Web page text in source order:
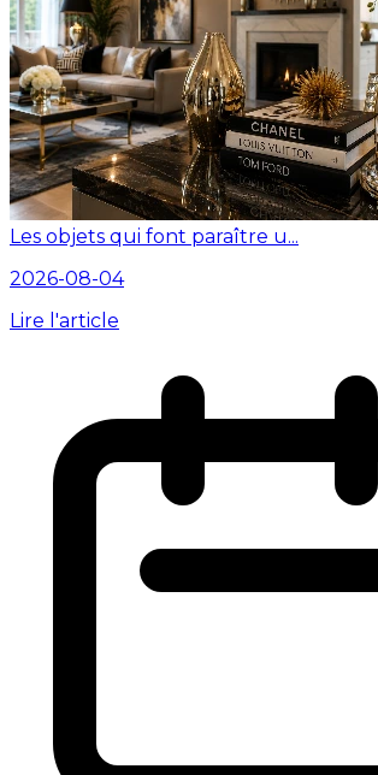
Les objets qui font paraître u...
2026-08-04
Lire l'article